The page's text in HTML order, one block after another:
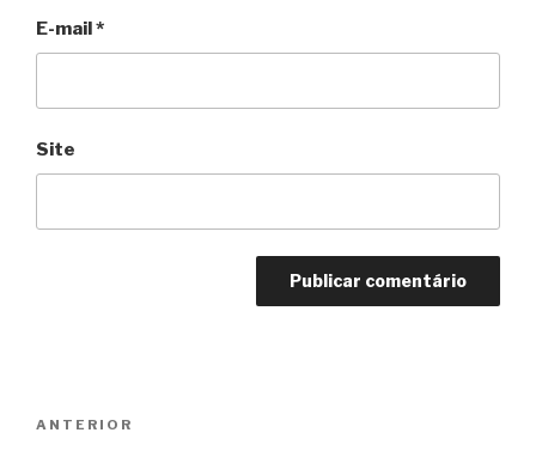
E-mail*
Site
Anterior
ANTERIOR